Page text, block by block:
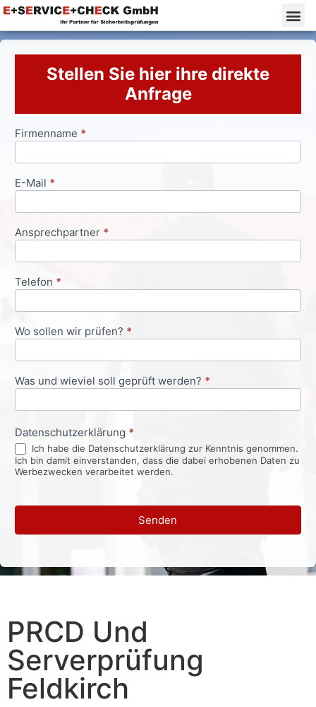
Stellen Sie hier ihre direkte
Anfrage
Anfrageformular
Firmenname *
E-Mail *
Ansprechpartner *
Telefon *
Wo sollen wir prüfen? *
Was und wieviel soll geprüft werden? *
Datenschutzerklärung *
Ich habe die Datenschutzerklärung zur Kenntnis genommen.
Ich bin damit einverstanden, dass die dabei erhobenen Daten zu
Werbezwecken verarbeitet werden.
Senden
PRCD Und
Serverprüfung
Feldkirch